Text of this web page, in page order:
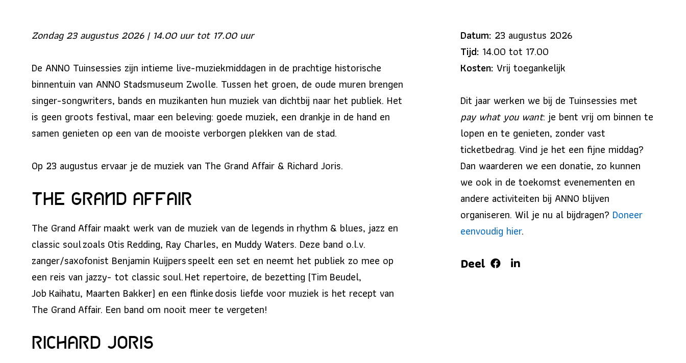
Zondag 23 augustus 2026 | 14.00 uur tot 17.00 uur
De ANNO Tuinsessies zijn intieme live-muziekmiddagen in de prachtige historische
binnentuin van ANNO Stadsmuseum Zwolle. Tussen het groen, de oude muren brengen
singer-songwriters, bands en muzikanten hun muziek van dichtbij naar het publiek. Het
is geen groots festival, maar een beleving: goede muziek, een drankje in de hand en
samen genieten op een van de mooiste verborgen plekken van de stad.
Op 23 augustus ervaar je de muziek van The Grand Affair & Richard Joris.
The Grand Affair
The GrandAffairmaakt werk van de muziek van de legends in rhythm & blues, jazz en
classic soul zoals Otis Redding, Ray Charles, en MuddyWaters. Deze band o.l.v.
zanger/saxofonist Benjamin Kuijpers speelt een set en neemt het publiek zo mee op
een reis van jazzy- tot classic soul. Het repertoire, de bezetting (Tim Beudel,
Job Kaihatu, Maarten Bakker) en een flinke dosis liefde voor muziek is het recept van
The GrandAffair. Een band om nooit meer te vergeten!
Richard Joris
Datum: 23 augustus 2026
Tijd: 14.00 tot 17.00
Kosten: Vrij toegankelijk
Dit jaar werken we bij de Tuinsessies met
pay what you want: je bent vrij om binnen te
lopen en te genieten, zonder vast
ticketbedrag. Vind je het een fijne middag?
Dan waarderen we een donatie, zo kunnen
we ook in de toekomst evenementen en
andere activiteiten bij ANNO blijven
organiseren. Wil je nu al bijdragen? Doneer
eenvoudig hier.
Deel